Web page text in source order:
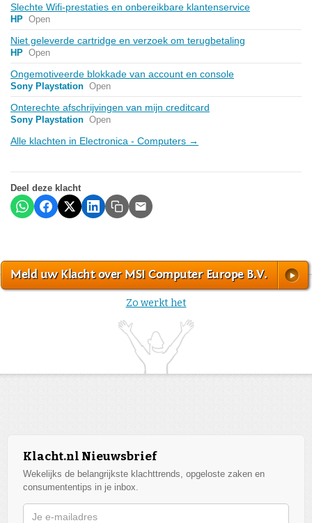
Slechte Wifi-prestaties en onbereikbare klantenservice
HP Open
Niet geleverde cartridge en verzoek om terugbetaling
HP Open
Ongemotiveerde blokkade van account en console
Sony Playstation Open
Onterechte afschrijvingen van mijn creditcard
Sony Playstation Open
Alle klachten in Electronica - Computers →
Deel deze klacht
Meld uw Klacht over MSI Computer Europe B.V.
Zo werkt het
Klacht.nl Nieuwsbrief
Wekelijks de belangrijkste klachttrends, opgeloste zaken en
consumententips in je inbox.